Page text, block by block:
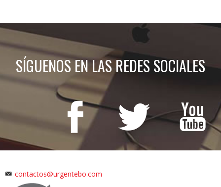
SÍGUENOS EN LAS REDES SOCIALES
contactos@urgentebo.com